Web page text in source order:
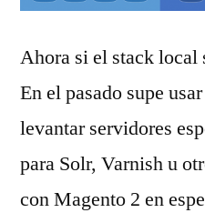
Ahora si el stack local
En el pasado supe usar
levantar servidores
para Solr, Varnish u
con Magento 2 en